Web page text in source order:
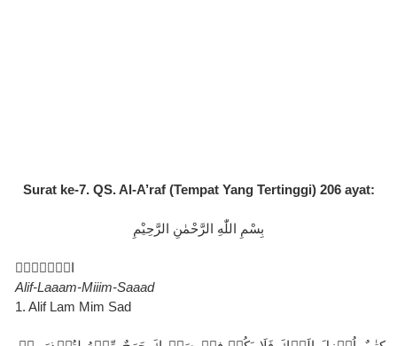
Surat ke-7. QS. Al-A’raf (Tempat Yang Tertinggi) 206 ayat:
بِسْمِ اللّٰهِ الرَّحْمٰنِ الرَّحِيْمِ
الۤمّۤصۤ
Alif-Laaam-Miiim-Saaad
1. Alif Lam Mim Sad